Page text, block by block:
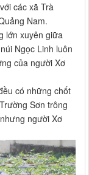
các xã Trà
Nam.
lớn xuyên giữa
Ngọc Linh luôn
của người Xơ
có những chốt
Sơn trông
người Xơ